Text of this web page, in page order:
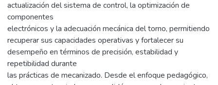
actualización del sistema de control, la optimización de
componentes
electrónicos y la adecuación mecánica del torno, permitiendo
recuperar sus capacidades operativas y fortalecer su
desempeño en términos de precisión, estabilidad y
repetibilidad durante
las prácticas de mecanizado. Desde el enfoque pedagógico,